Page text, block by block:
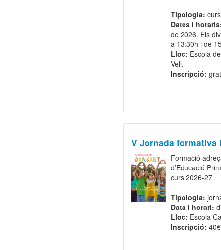
Tipologia:
Dates i
de 2026. Els
a 13:30h i de
Lloc: Escola de
Vell.
Inscripció:
V Jornada formativa
Formació
d’Educació
curs 2026-27
Tipologia:
Data i horari:
Lloc: Escola
Inscripció:40€